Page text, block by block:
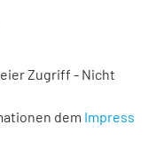
Zugriff - Nicht
dem Impress